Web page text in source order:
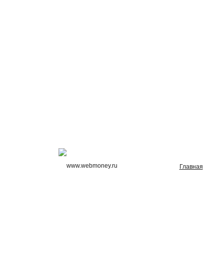
Главная